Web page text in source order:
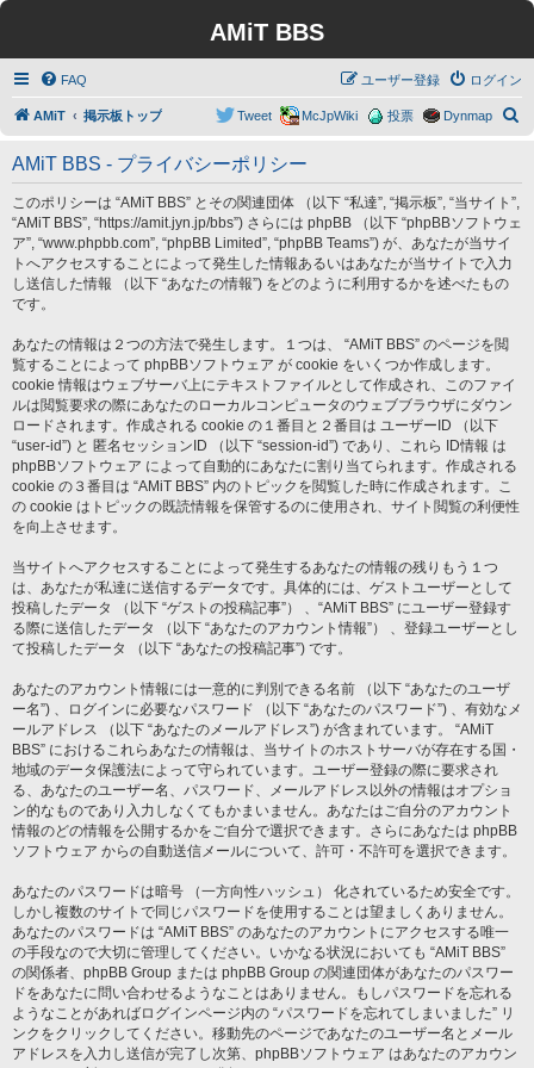
AMiT BBS
FAQ ログイン
ユーザー登録
AMiT 掲示板トップ Dynmap
投票
McJpWiki
Tweet
AMiT BBS - プライバシーポリシー
このポリシーは “AMiT BBS” とその関連団体 （以下 “私達”, “掲示板”, “当サイト”,
“AMiT BBS”, “https://amit.jyn.jp/bbs”) さらには phpBB （以下 “phpBBソフトウェ
ア”, “www.phpbb.com”, “phpBB Limited”, “phpBB Teams”) が、あなたが当サイ
トへアクセスすることによって発生した情報あるいはあなたが当サイトで入力
し送信した情報 （以下 “あなたの情報”) をどのように利用するかを述べたもの
です。
あなたの情報は２つの方法で発生します。１つは、 “AMiT BBS” のページを閲
覧することによって phpBBソフトウェア が cookie をいくつか作成します。
cookie 情報はウェブサーバ上にテキストファイルとして作成され、このファイ
ルは閲覧要求の際にあなたのローカルコンピュータのウェブブラウザにダウン
ロードされます。作成される cookie の１番目と２番目は ユーザーID （以下
“user-id”) と 匿名セッションID （以下 “session-id”) であり、これら ID情報 は
phpBBソフトウェア によって自動的にあなたに割り当てられます。作成される
cookie の３番目は “AMiT BBS” 内のトピックを閲覧した時に作成されます。こ
の cookie はトピックの既読情報を保管するのに使用され、サイト閲覧の利便性
を向上させます。
当サイトへアクセスすることによって発生するあなたの情報の残りもう１つ
は、あなたが私達に送信するデータです。具体的には、ゲストユーザーとして
投稿したデータ （以下 “ゲストの投稿記事”） 、“AMiT BBS” にユーザー登録す
る際に送信したデータ （以下 “あなたのアカウント情報”） 、登録ユーザーとし
て投稿したデータ （以下 “あなたの投稿記事”) です。
あなたのアカウント情報には一意的に判別できる名前 （以下 “あなたのユーザ
ー名”) 、ログインに必要なパスワード （以下 “あなたのパスワード”) 、有効なメ
ールアドレス （以下 “あなたのメールアドレス”) が含まれています。 “AMiT
BBS” におけるこれらあなたの情報は、当サイトのホストサーバが存在する国・
地域のデータ保護法によって守られています。ユーザー登録の際に要求され
る、あなたのユーザー名、パスワード、メールアドレス以外の情報はオプショ
ン的なものであり入力しなくてもかまいません。あなたはご自分のアカウント
情報のどの情報を公開するかをご自分で選択できます。さらにあなたは phpBB
ソフトウェア からの自動送信メールについて、許可・不許可を選択できます。
あなたのパスワードは暗号 （一方向性ハッシュ） 化されているため安全です。
しかし複数のサイトで同じパスワードを使用することは望ましくありません。
あなたのパスワードは “AMiT BBS” のあなたのアカウントにアクセスする唯一
の手段なので大切に管理してください。いかなる状況においても “AMiT BBS”
の関係者、phpBB Group または phpBB Group の関連団体があなたのパスワー
ドをあなたに問い合わせるようなことはありません。もしパスワードを忘れる
ようなことがあればログインページ内の “パスワードを忘れてしまいました” リ
ンクをクリックしてください。移動先のページであなたのユーザー名とメール
アドレスを入力し送信が完了し次第、phpBBソフトウェア はあなたのアカウン